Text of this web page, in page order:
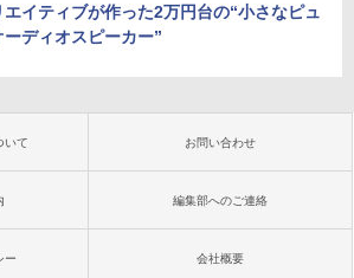
エイティブが作った2万円台の“小さなピュ
ーディオスピーカー”
いて お問い合わせ
編集部へのご連絡
ー 会社概要